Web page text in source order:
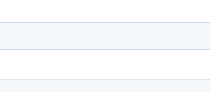
(en école)
Bachelor
(en
(en école)